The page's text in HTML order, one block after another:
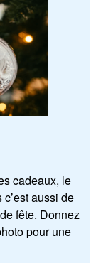
cadeaux, le
aussi de
fête. Donnez
pour une